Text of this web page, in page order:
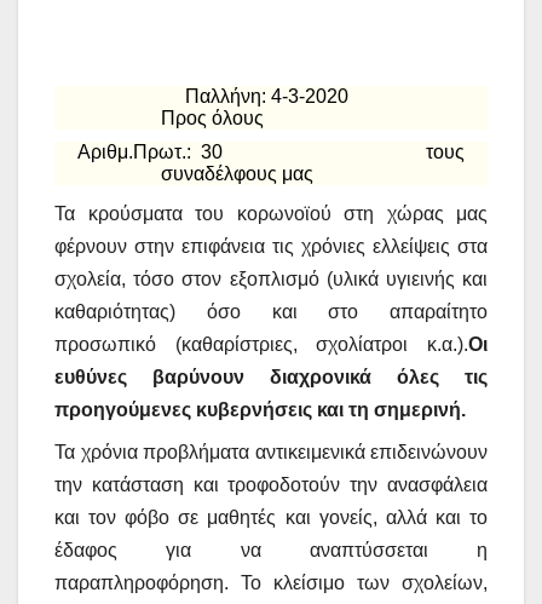
Παλλήνη: 4-3-2020
Προς όλους
Αριθμ.Πρωτ.: 30 τους
συναδέλφους μας
Τα κρούσματα του κορωνοϊού στη χώρας μας
φέρνουν στην επιφάνεια τις χρόνιες ελλείψεις στα
σχολεία, τόσο στον εξοπλισμό (υλικά υγιεινής και
καθαριότητας) όσο και στο απαραίτητο
προσωπικό (καθαρίστριες, σχολίατροι κ.α.).Οι
ευθύνες βαρύνουν διαχρονικά όλες τις
προηγούμενες κυβερνήσεις και τη σημερινή.
Τα χρόνια προβλήματα αντικειμενικά επιδεινώνουν
την κατάσταση και τροφοδοτούν την ανασφάλεια
και τον φόβο σε μαθητές και γονείς, αλλά και το
έδαφος για να αναπτύσσεται η
παραπληροφόρηση. Το κλείσιμο των σχολείων,